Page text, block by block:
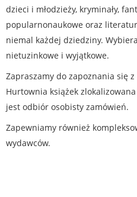
dzieci i młodzieży, kryminały,
popularnonaukowe oraz
niemal każdej dziedziny.
nietuzinkowe i wyjątkowe.
Zapraszamy do zapoznania się
Hurtownia książek
jest odbiór osobisty zamówień.
Zapewniamy również
wydawców.